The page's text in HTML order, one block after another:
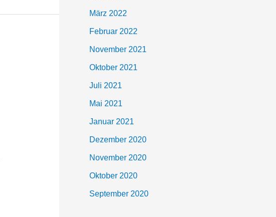
März 2022
Februar 2022
November 2021
Oktober 2021
Juli 2021
Mai 2021
Januar 2021
Dezember 2020
November 2020
Oktober 2020
September 2020